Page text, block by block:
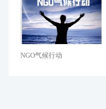
NGO气候行动